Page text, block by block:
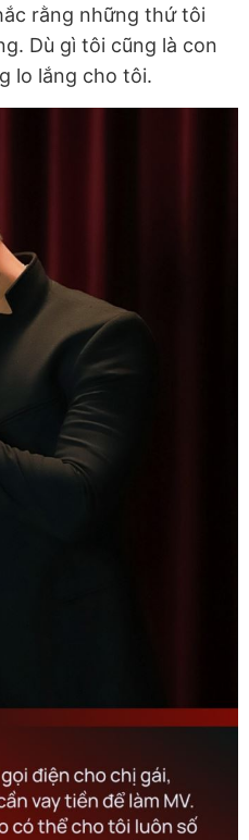
rằng những thứ tôi
Dù gì tôi cũng là con
lo lắng cho tôi.